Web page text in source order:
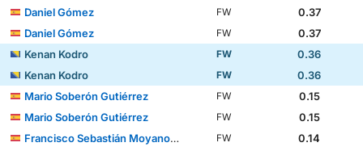
Daniel Gómez
FW
0.37
Daniel Gómez
FW
0.37
Kenan Kodro
FW
0.36
Kenan Kodro
FW
0.36
Mario Soberón Gutiérrez
FW
0.15
Mario Soberón Gutiérrez
FW
0.15
Francisco Sebastián Moyano Jiménez
FW
0.14